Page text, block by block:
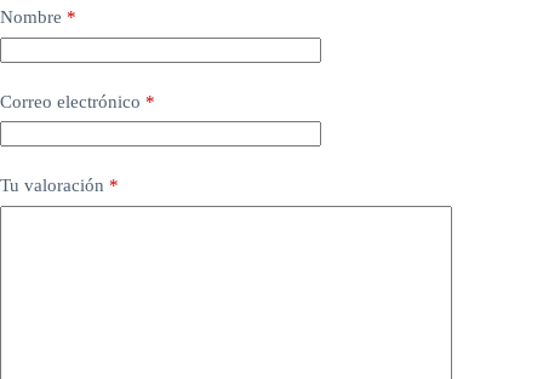
Nombre *
Correo electrónico *
Tu valoración *